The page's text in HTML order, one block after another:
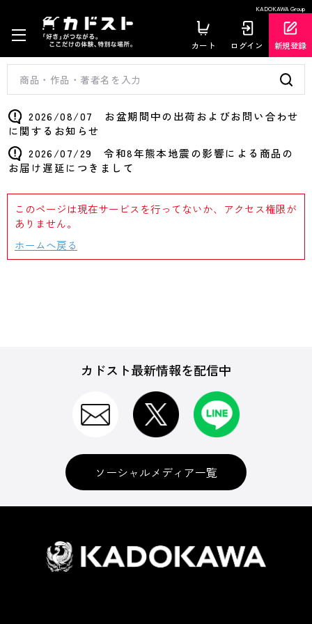
KADOKAWA Group
カート ログイン 新規登録
2026/08/07 お盆期間中の出荷およびお問い合わせ
に関するお知らせ
2026/07/29 令和8年熊本地震の影響による商品の
お届け遅延につきまして
このページは現在サービスを行ってないか、アクセス権限が
ありません。
ホームへ戻る
カドスト最新情報を配信中
ソーシャルメディア一覧